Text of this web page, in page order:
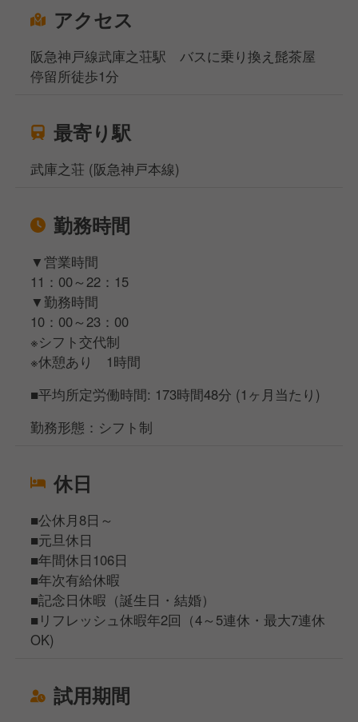
アクセス
阪急神戸線武庫之荘駅 バスに乗り換え髭茶屋
停留所徒歩1分
最寄り駅
武庫之荘 (阪急神戸本線)
勤務時間
▼営業時間
11：00～22：15
▼勤務時間
10：00～23：00
※シフト交代制
※休憩あり 1時間
■平均所定労働時間: 173時間48分 (1ヶ月当たり)
勤務形態：シフト制
休日
■公休月8日～
■元旦休日
■年間休日106日
■年次有給休暇
■記念日休暇（誕生日・結婚）
■リフレッシュ休暇年2回（4～5連休・最大7連休
OK)
試用期間